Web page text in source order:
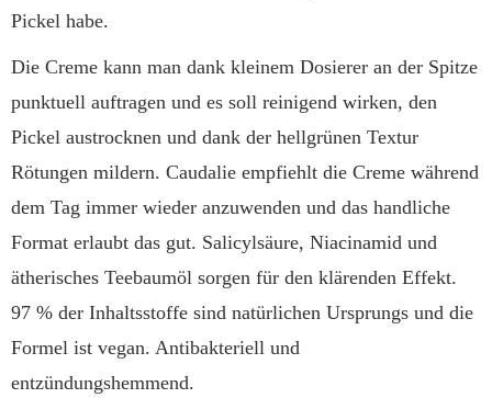
Pickel habe.
Die Creme kann man dank kleinem Dosierer an der Spitze
punktuell auftragen und es soll reinigend wirken, den
Pickel austrocknen und dank der hellgrünen Textur
Rötungen mildern. Caudalie empfiehlt die Creme während
dem Tag immer wieder anzuwenden und das handliche
Format erlaubt das gut. Salicylsäure, Niacinamid und
ätherisches Teebaumöl sorgen für den klärenden Effekt.
97 % der Inhaltsstoffe sind natürlichen Ursprungs und die
Formel ist vegan. Antibakteriell und
entzündungshemmend.